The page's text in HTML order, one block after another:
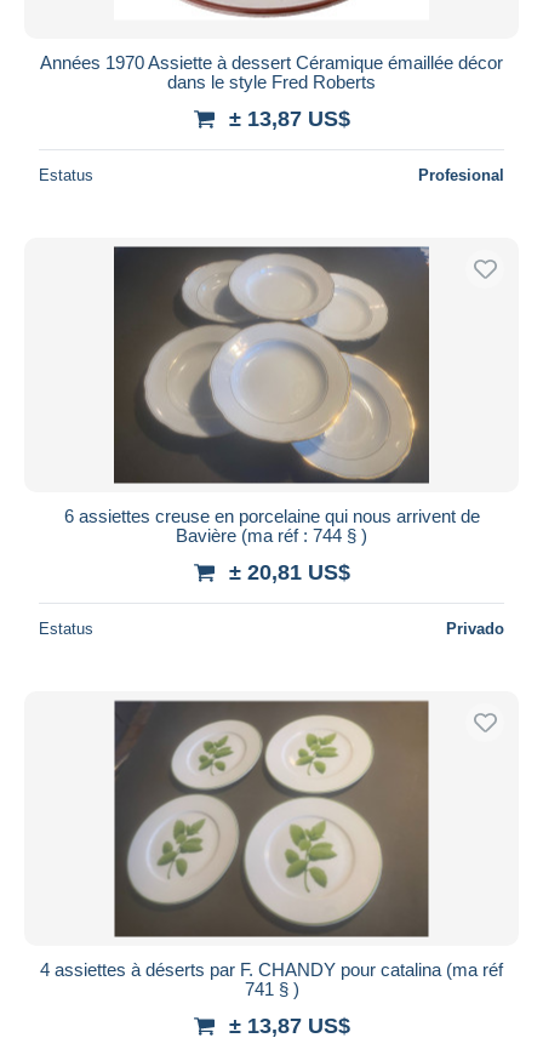
Années 1970 Assiette à dessert Céramique émaillée décor
dans le style Fred Roberts
± 13,87 US$
Estatus Profesional
6 assiettes creuse en porcelaine qui nous arrivent de
Bavière (ma réf : 744 § )
± 20,81 US$
Estatus Privado
4 assiettes à déserts par F. CHANDY pour catalina (ma réf
741 § )
± 13,87 US$